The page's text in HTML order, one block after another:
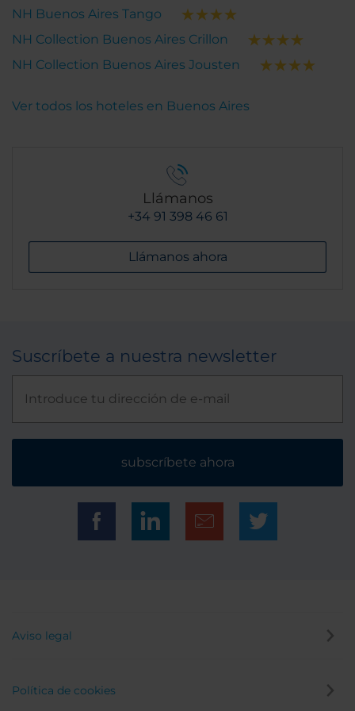
NH Buenos Aires Tango
NH Collection Buenos Aires Crillon
NH Collection Buenos Aires Jousten
Ver todos los hoteles en Buenos Aires
Llámanos
+34 91 398 46 61
Llámanos ahora
Suscríbete a nuestra newsletter
subscríbete ahora
Aviso legal
Política de cookies